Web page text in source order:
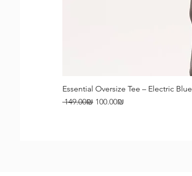
Essential Oversize Tee – Electric Blue
Regular Price
‏149.00 ‏₪
Sale Price ‏100.00 ‏₪